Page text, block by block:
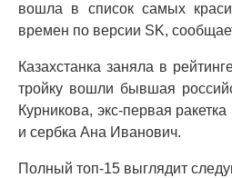
вошла в список самых
времен по версии SK,
Казахстанка заняла в
тройку вошли бывшая
Курникова, экс-первая
и сербка Ана Иванович.
Полный топ-15 выглядит